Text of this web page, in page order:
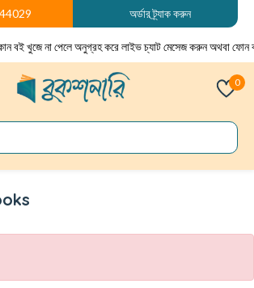
অর্ডার ট্র্যাক করুন
বই খুজে না পেলে অনুগ্রহ করে লাইভ চ্যাট মেসেজ করুন অথবা ফোন
0